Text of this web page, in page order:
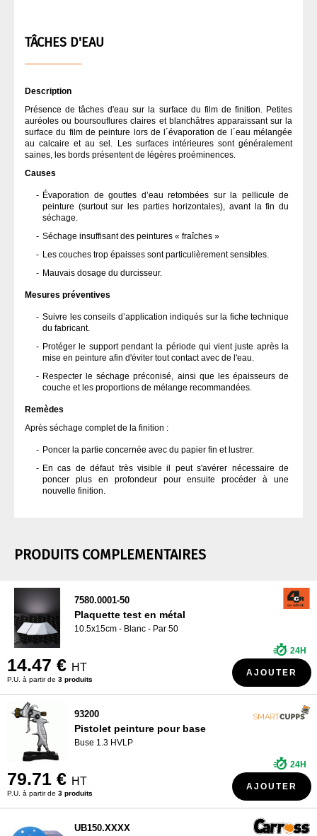
TÂCHES D'EAU
Description
Présence de tâches d'eau sur la surface du film de finition. Petites
auréoles ou boursouflures claires et blanchâtres apparaissant sur la
surface du film de peinture lors de l´évaporation de l´eau mélangée
au calcaire et au sel. Les surfaces intérieures sont généralement
saines, les bords présentent de légères proéminences.
Causes
Évaporation de gouttes dʼeau retombées sur la pellicule de
peinture (surtout sur les parties horizontales), avant la fin du
séchage.
Séchage insuffisant des peintures « fraîches »
Les couches trop épaisses sont particulièrement sensibles.
Mauvais dosage du durcisseur.
Mesures préventives
Suivre les conseils d’application indiqués sur la fiche technique
du fabricant.
Protéger le support pendant la période qui vient juste après la
mise en peinture afin d'éviter tout contact avec de l'eau.
Respecter le séchage préconisé, ainsi que les épaisseurs de
couche et les proportions de mélange recommandées.
Remèdes
Après séchage complet de la finition :
Poncer la partie concernée avec du papier fin et lustrer.
En cas de défaut très visible il peut s'avérer nécessaire de
poncer plus en profondeur pour ensuite procéder à une
nouvelle finition.
PRODUITS COMPLEMENTAIRES
7580.0001-50
Plaquette test en métal
10.5x15cm - Blanc - Par 50
14.47 € HT
P.U. à partir de 3 produits
24H
AJOUTER
93200
Pistolet peinture pour base
Buse 1.3 HVLP
79.71 € HT
P.U. à partir de 3 produits
24H
AJOUTER
UB150.XXXX